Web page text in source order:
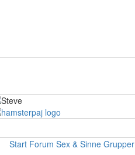
Start Forum Sex & Sinne Grupper